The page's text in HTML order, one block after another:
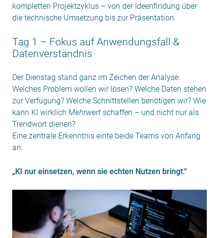
kompletten Projektzyklus – von der Ideenfindung über
die technische Umsetzung bis zur Präsentation.
Tag 1 – Fokus auf Anwendungsfall &
Datenverständnis
Der Dienstag stand ganz im Zeichen der Analyse:
Welches Problem wollen wir lösen? Welche Daten stehen
zur Verfügung? Welche Schnittstellen benötigen wir? Wie
kann KI wirklich Mehrwert schaffen – und nicht nur als
Trendwort dienen?
Eine zentrale Erkenntnis einte beide Teams von Anfang
an:
„KI nur einsetzen, wenn sie echten Nutzen bringt.“